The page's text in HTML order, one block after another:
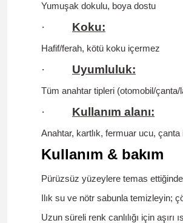
Yumuşak dokulu, boya dostu
· Koku:
Hafif/ferah, kötü koku içermez
· Uyumluluk:
Tüm anahtar tipleri (otomobil/
· Kullanım alanı:
Anahtar, kartlık, fermuar ucu, çanta
Kullanım & bakım
Pürüzsüz yüzeylere temas
Ilık su ve nötr sabunla temizleyin;
Uzun süreli renk canlılığı için aşırı